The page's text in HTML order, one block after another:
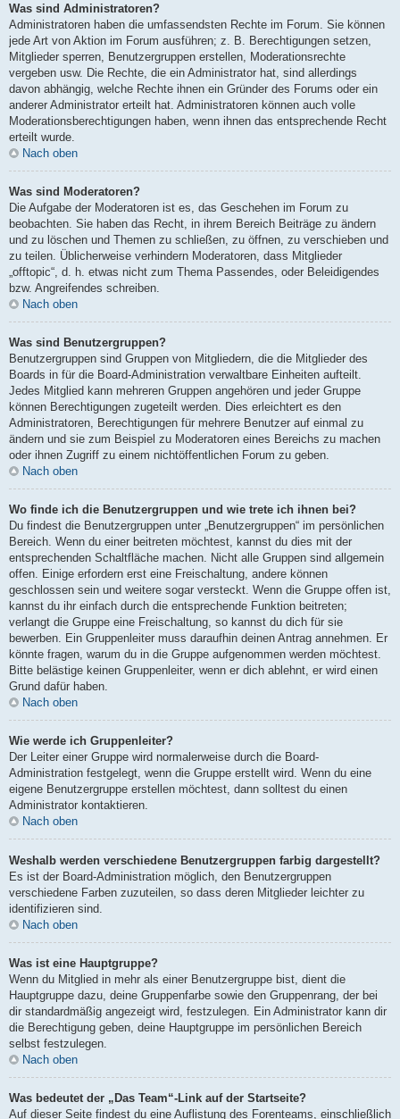
Was sind Administratoren?
Administratoren haben die umfassendsten Rechte im Forum. Sie können
jede Art von Aktion im Forum ausführen; z. B. Berechtigungen setzen,
Mitglieder sperren, Benutzergruppen erstellen, Moderationsrechte
vergeben usw. Die Rechte, die ein Administrator hat, sind allerdings
davon abhängig, welche Rechte ihnen ein Gründer des Forums oder ein
anderer Administrator erteilt hat. Administratoren können auch volle
Moderationsberechtigungen haben, wenn ihnen das entsprechende Recht
erteilt wurde.
Nach oben
Was sind Moderatoren?
Die Aufgabe der Moderatoren ist es, das Geschehen im Forum zu
beobachten. Sie haben das Recht, in ihrem Bereich Beiträge zu ändern
und zu löschen und Themen zu schließen, zu öffnen, zu verschieben und
zu teilen. Üblicherweise verhindern Moderatoren, dass Mitglieder
„offtopic“, d. h. etwas nicht zum Thema Passendes, oder Beleidigendes
bzw. Angreifendes schreiben.
Nach oben
Was sind Benutzergruppen?
Benutzergruppen sind Gruppen von Mitgliedern, die die Mitglieder des
Boards in für die Board-Administration verwaltbare Einheiten aufteilt.
Jedes Mitglied kann mehreren Gruppen angehören und jeder Gruppe
können Berechtigungen zugeteilt werden. Dies erleichtert es den
Administratoren, Berechtigungen für mehrere Benutzer auf einmal zu
ändern und sie zum Beispiel zu Moderatoren eines Bereichs zu machen
oder ihnen Zugriff zu einem nichtöffentlichen Forum zu geben.
Nach oben
Wo finde ich die Benutzergruppen und wie trete ich ihnen bei?
Du findest die Benutzergruppen unter „Benutzergruppen“ im persönlichen
Bereich. Wenn du einer beitreten möchtest, kannst du dies mit der
entsprechenden Schaltfläche machen. Nicht alle Gruppen sind allgemein
offen. Einige erfordern erst eine Freischaltung, andere können
geschlossen sein und weitere sogar versteckt. Wenn die Gruppe offen ist,
kannst du ihr einfach durch die entsprechende Funktion beitreten;
verlangt die Gruppe eine Freischaltung, so kannst du dich für sie
bewerben. Ein Gruppenleiter muss daraufhin deinen Antrag annehmen. Er
könnte fragen, warum du in die Gruppe aufgenommen werden möchtest.
Bitte belästige keinen Gruppenleiter, wenn er dich ablehnt, er wird einen
Grund dafür haben.
Nach oben
Wie werde ich Gruppenleiter?
Der Leiter einer Gruppe wird normalerweise durch die Board-
Administration festgelegt, wenn die Gruppe erstellt wird. Wenn du eine
eigene Benutzergruppe erstellen möchtest, dann solltest du einen
Administrator kontaktieren.
Nach oben
Weshalb werden verschiedene Benutzergruppen farbig dargestellt?
Es ist der Board-Administration möglich, den Benutzergruppen
verschiedene Farben zuzuteilen, so dass deren Mitglieder leichter zu
identifizieren sind.
Nach oben
Was ist eine Hauptgruppe?
Wenn du Mitglied in mehr als einer Benutzergruppe bist, dient die
Hauptgruppe dazu, deine Gruppenfarbe sowie den Gruppenrang, der bei
dir standardmäßig angezeigt wird, festzulegen. Ein Administrator kann dir
die Berechtigung geben, deine Hauptgruppe im persönlichen Bereich
selbst festzulegen.
Nach oben
Was bedeutet der „Das Team“-Link auf der Startseite?
Auf dieser Seite findest du eine Auflistung des Forenteams, einschließlich